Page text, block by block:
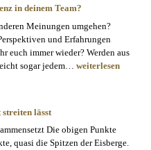
in deinem Team?
Meinungen umgehen?
und Erfahrungen
euch immer wieder? Werden aus
sogar jedem… Wie
in
deinem
weiterlesen
lässt
Die obigen Punkte
quasi die Spitzen der Eisberge.